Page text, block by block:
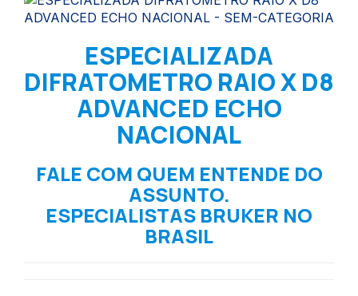
ESPECIALIZADA
DIFRATOMETRO RAIO X D8
ADVANCED ECHO
NACIONAL
FALE COM QUEM ENTENDE DO
ASSUNTO.
ESPECIALISTAS BRUKER NO
BRASIL